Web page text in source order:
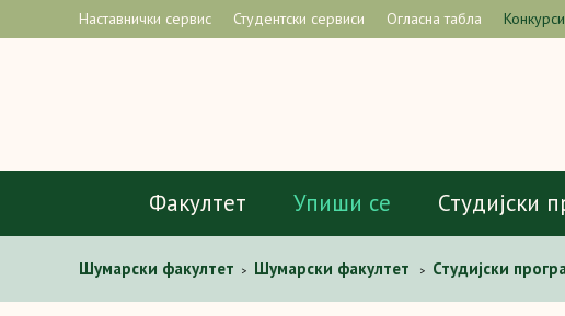
Наставнички сервис Студентски сервиси Огласна табла
Факултет Упиши се Студијски
Шумaрски факултет > Шумарски факултет > Студијски